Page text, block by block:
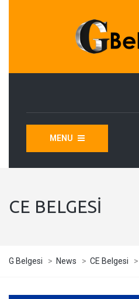
MENU
CE BELGESI
G Belgesi > News > CE Belgesi >